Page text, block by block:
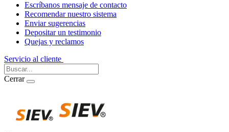
Escríbanos mensaje de contacto
Recomendar nuestro sistema
Enviar sugerencias
Depositar un testimonio
Quejas y reclamos
Servicio al cliente
Cerrar